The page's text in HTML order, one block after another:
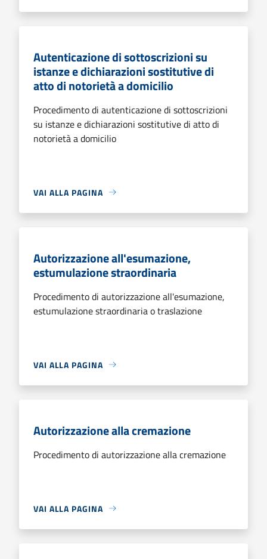
Autenticazione di sottoscrizioni su
istanze e dichiarazioni sostitutive di
atto di notorietà a domicilio
Procedimento di autenticazione di sottoscrizioni
su istanze e dichiarazioni sostitutive di atto di
notorietà a domicilio
VAI ALLA PAGINA
Autorizzazione all'esumazione,
estumulazione straordinaria
Procedimento di autorizzazione all'esumazione,
estumulazione straordinaria o traslazione
VAI ALLA PAGINA
Autorizzazione alla cremazione
Procedimento di autorizzazione alla cremazione
VAI ALLA PAGINA